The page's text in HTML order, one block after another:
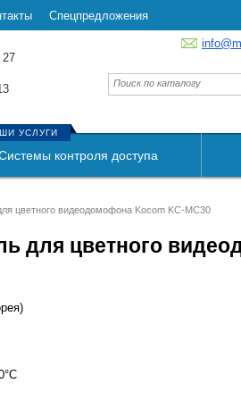
Спецпредложения
контроля доступа
УСЛУГИ
цветного видеодомофона Kocom KC-MC30
для цветного